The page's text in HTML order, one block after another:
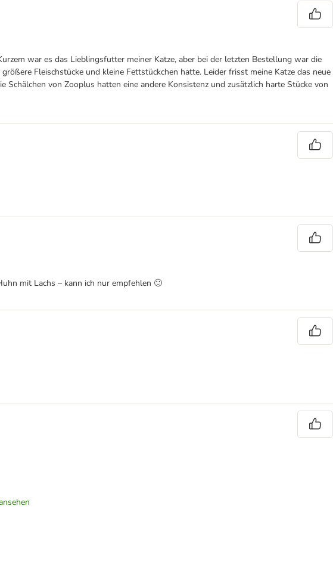
war es das Lieblingsfutter meiner Katze, aber bei der letzten Bestellung war die
Fleischstücke und kleine Fettstückchen hatte. Leider frisst meine Katze das neue
Schälchen von Zooplus hatten eine andere Konsistenz und zusätzlich harte Stücke von
mit Lachs – kann ich nur empfehlen 🙂